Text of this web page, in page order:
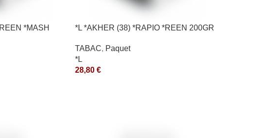
*MASH
*L *AKHER (38) *RAPIO *REEN 200GR
TABAC, Paquet
*L
28,80 €